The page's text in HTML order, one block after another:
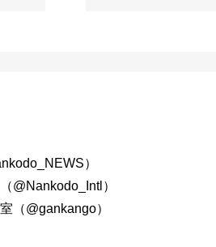
）
@Nankodo_Intl）
（@gankango）